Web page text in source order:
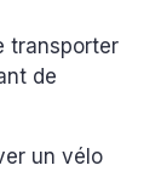
transporter
de
un vélo